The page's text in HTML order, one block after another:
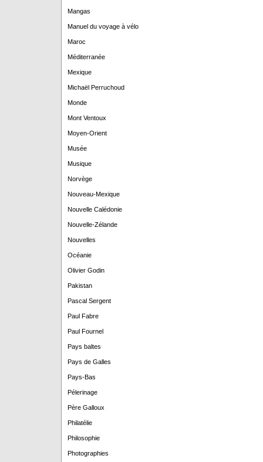
Mangas
Manuel du voyage à vélo
Maroc
Méditerranée
Mexique
Michaël Perruchoud
Monde
Mont Ventoux
Moyen-Orient
Musée
Musique
Norvège
Nouveau-Mexique
Nouvelle Calédonie
Nouvelle-Zélande
Nouvelles
Océanie
Olivier Godin
Pakistan
Pascal Sergent
Paul Fabre
Paul Fournel
Pays baltes
Pays de Galles
Pays-Bas
Pélerinage
Père Galloux
Philatélie
Philosophie
Photographies